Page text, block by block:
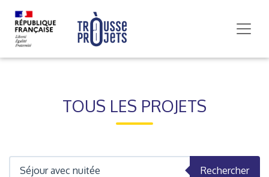
TOUS LES PROJETS
Rechercher